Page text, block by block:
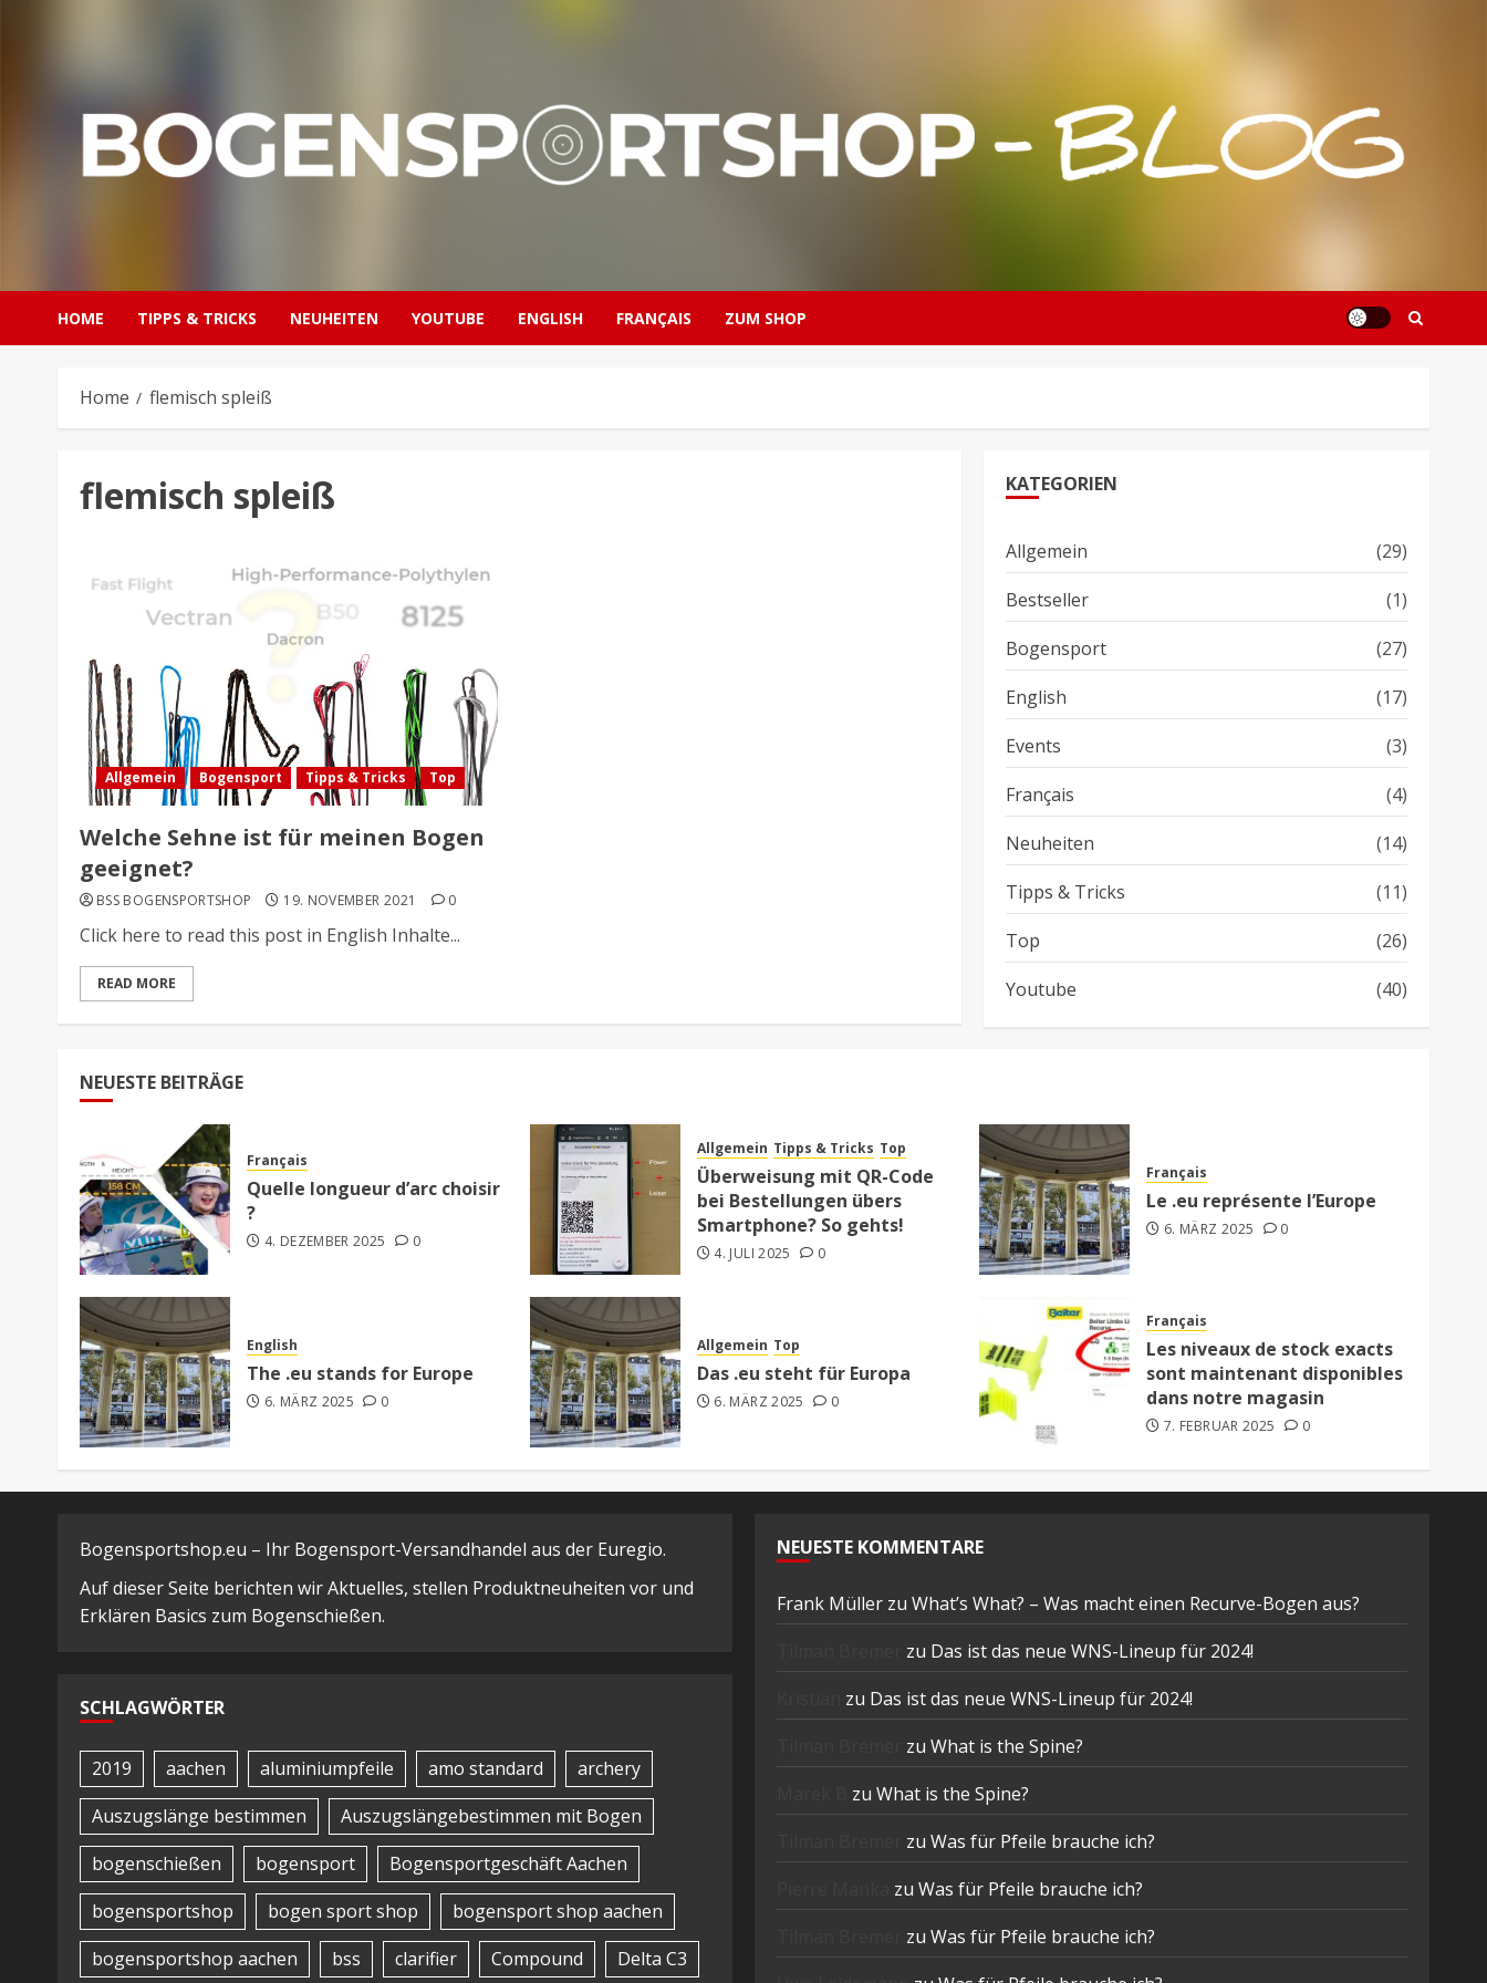
HOME TIPPS & TRICKS NEUHEITEN YOUTUBE ENGLISH FRANÇAIS ZUM SHOP
Home flemisch spleiß
flemisch spleiß
Allgemein Bogensport Tipps & Tricks Top
Welche Sehne ist für meinen Bogen
geeignet?
BSS BOGENSPORTSHOP 19. NOVEMBER 2021 0
Click here to read this post in English Inhalte...
READ MORE
KATEGORIEN
Allgemein
(29)
Bestseller
(1)
Bogensport
(27)
English
(17)
Events
(3)
Français
(4)
Neuheiten
(14)
Tipps & Tricks
(11)
Top
(26)
Youtube
(40)
NEUESTE BEITRÄGE
Français
Quelle longueur d’arc choisir
?
4. DEZEMBER 2025 0
Allgemein Tipps & Tricks Top
Überweisung mit QR-Code
bei Bestellungen übers
Smartphone? So gehts!
4. JULI 2025 0
Français
Le .eu représente l’Europe
6. MÄRZ 2025 0
English
The .eu stands for Europe
6. MÄRZ 2025 0
Allgemein Top
Das .eu steht für Europa
6. MÄRZ 2025 0
Français
Les niveaux de stock exacts
sont maintenant disponibles
dans notre magasin
7. FEBRUAR 2025 0
Bogensportshop.eu – Ihr Bogensport-Versandhandel aus der Euregio.
Auf dieser Seite berichten wir Aktuelles, stellen Produktneuheiten vor und
Erklären Basics zum Bogenschießen.
SCHLAGWÖRTER
2019 aachen aluminiumpfeile amo standard
archery
Auszugslänge bestimmen
Auszugslängebestimmen mit Bogen
bogenschießen
bogensport
Bogensportgeschäft Aachen
bogensportshop
bogen sport shop
bogensport shop aachen
bogensportshop aachen
bss clarifier Compound Delta C3
NEUESTE KOMMENTARE
Frank Müller zu What’s What? – Was macht einen Recurve-Bogen aus?
zu Das ist das neue WNS-Lineup für 2024!
zu Das ist das neue WNS-Lineup für 2024!
zu What is the Spine?
zu What is the Spine?
zu Was für Pfeile brauche ich?
zu Was für Pfeile brauche ich?
zu Was für Pfeile brauche ich?